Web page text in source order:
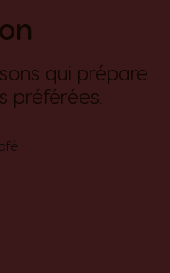
qui prépare
préférées.